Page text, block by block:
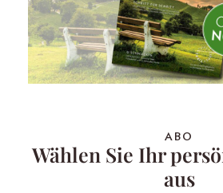
ABO
Wählen Sie Ihr
aus